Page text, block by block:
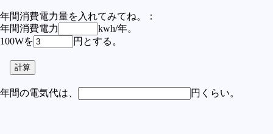
年間消費電力量を入れてみてね。：
年間消費電力
kwh/年。
100Wを
円とする。
年間の電気代は、 円くらい。